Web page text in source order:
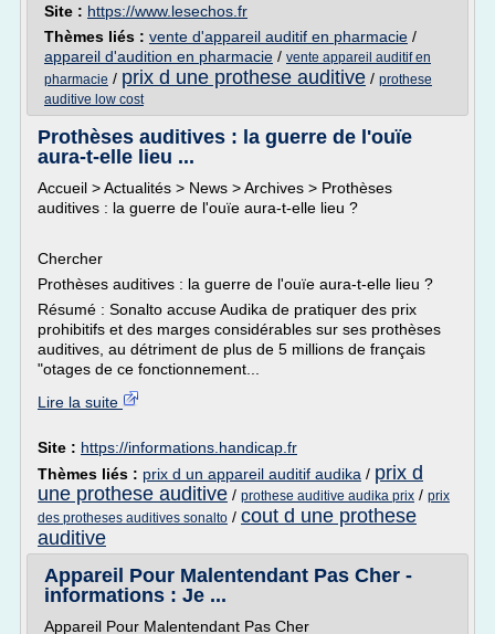
Site : https://www.lesechos.fr
Thèmes liés : vente d'appareil auditif en pharmacie /
appareil d'audition en pharmacie / vente appareil auditif en
pharmacie / prix d une prothese auditive / prothese
auditive low cost
Prothèses auditives : la guerre de l'ouïe
aura-t-elle lieu ...
Accueil > Actualités > News > Archives > Prothèses
auditives : la guerre de l'ouïe aura-t-elle lieu ?
Chercher
Prothèses auditives : la guerre de l'ouïe aura-t-elle lieu ?
Résumé : Sonalto accuse Audika de pratiquer des prix
prohibitifs et des marges considérables sur ses prothèses
auditives, au détriment de plus de 5 millions de français
"otages de ce fonctionnement...
Lire la suite
Site : https://informations.handicap.fr
Thèmes liés : prix d un appareil auditif audika / prix d
une prothese auditive / prothese auditive audika prix / prix
des protheses auditives sonalto / cout d une prothese
auditive
Appareil Pour Malentendant Pas Cher -
informations : Je ...
Appareil Pour Malentendant Pas Cher